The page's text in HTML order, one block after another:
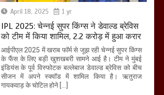
April 18, 2025 1 yr
IPL 2025: चेन्नई सुपर किंग्स ने डेवाल्ड ब्रेविस
को टीम में किया शामिल, 2.2 करोड़ में हुआ करार
आईपीएल 2025 में खराब फॉर्म से जूझ रही चेन्नई सुपर किंग्स
के फैंस के लिए बड़ी खुशखबरी सामने आई है। टीम ने मुंबई
इंडियंस के पूर्व विस्फोटक बल्लेबाज डेवाल्ड ब्रेविस को बीच
सीजन में अपने स्क्वॉड में शामिल किया है। ऋतुराज
गायकवाड़ के चोटिल होने […]